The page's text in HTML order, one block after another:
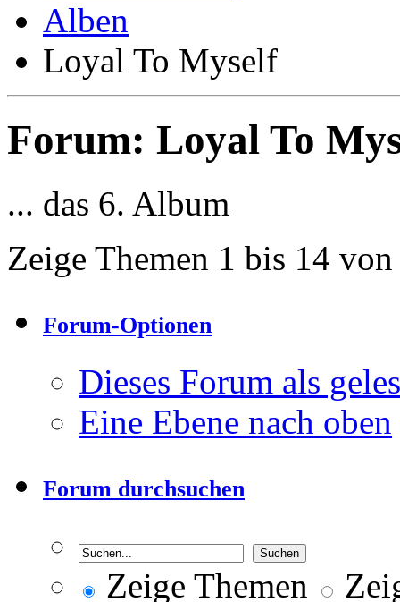
Alben
Loyal To Myself
Forum: Loyal To
... das 6. Album
Zeige Themen 1 bis 14
Forum-Optionen
Dieses Forum als
Eine Ebene nach oben
Forum durchsuchen
Zeige Themen